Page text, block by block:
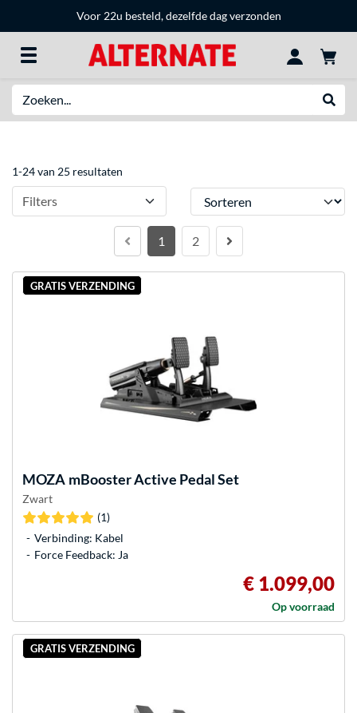
Voor 22u besteld, dezelfde dag verzonden
1-24 van 25 resultaten
Filters Sorteren
1 2
GRATIS VERZENDING
MOZA mBooster Active Pedal Set
Zwart
(1)
Verbinding: Kabel
Force Feedback: Ja
€ 1.099,00
Op voorraad
GRATIS VERZENDING